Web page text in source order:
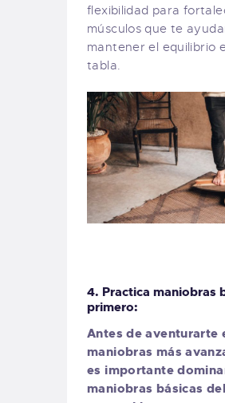
flexibilidad para
músculos que te
mantener el equilibrio
tabla.
4. Practica maniobras
primero:
Antes de aventurarte
maniobras más
es importante
maniobras básicas